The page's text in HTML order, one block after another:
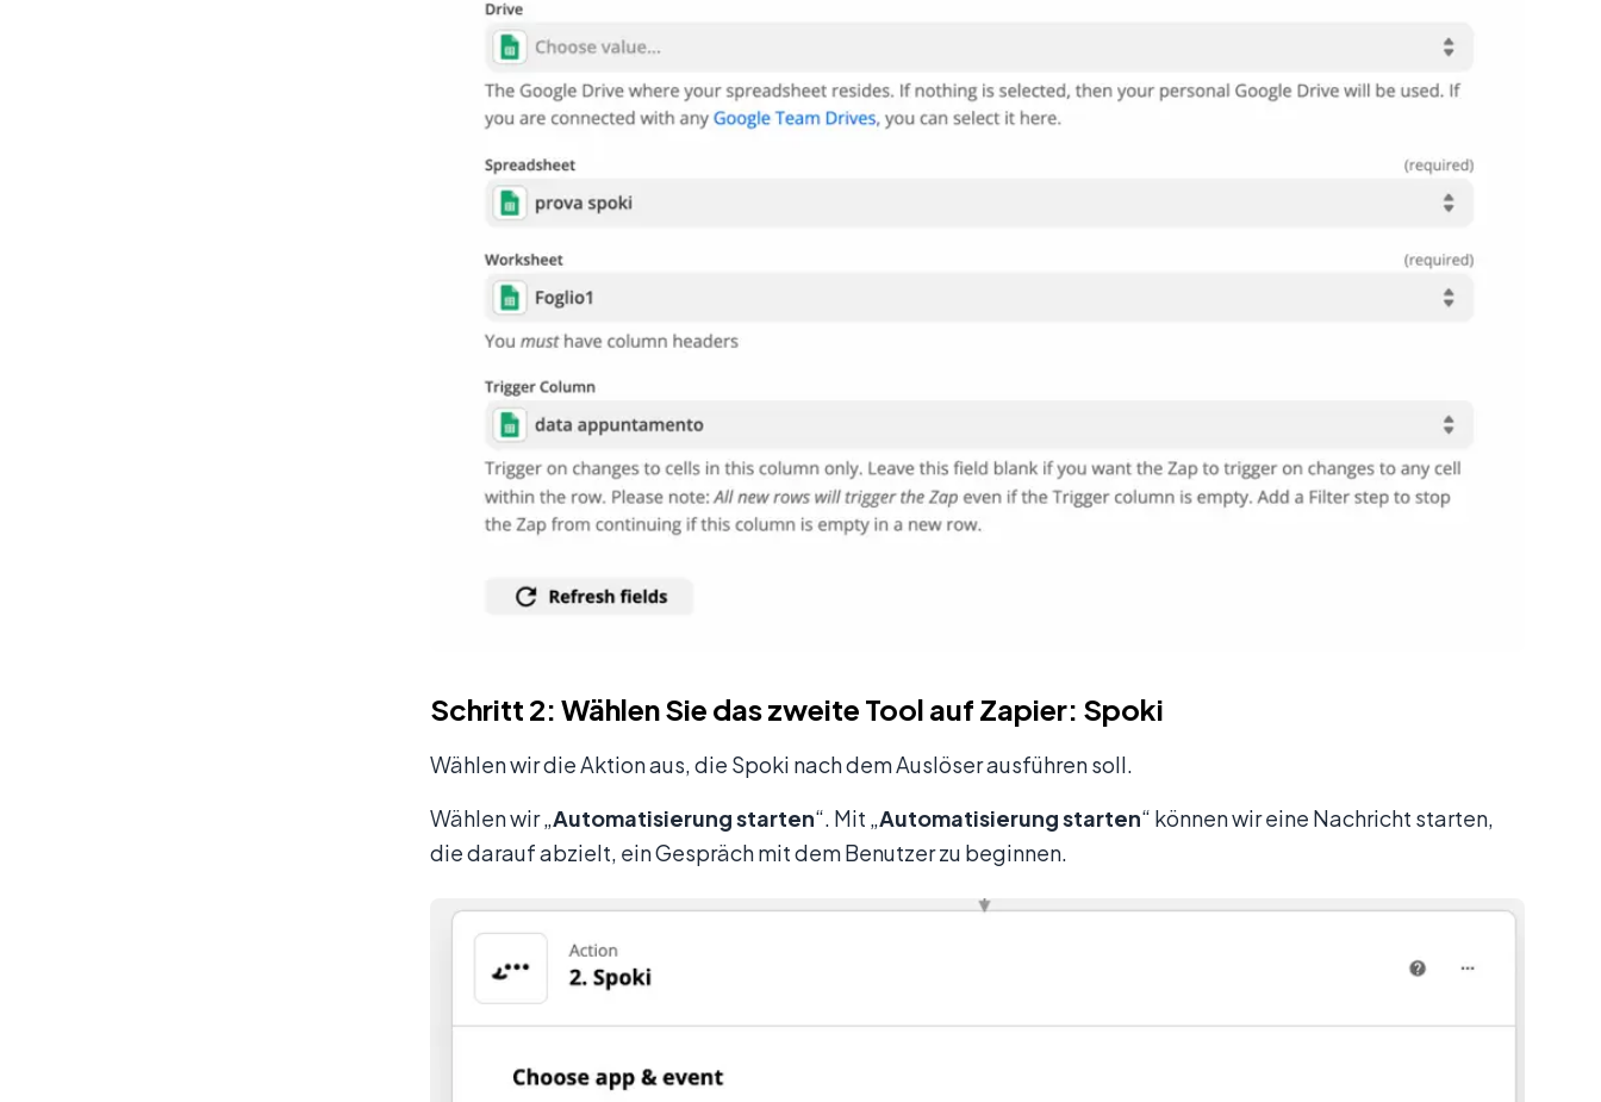
Schritt 2: Wählen Sie das zweite Tool auf Zapier: Spoki
Wählen wir die Aktion aus, die Spoki nach dem Auslöser ausführen soll.
Wählen wir „Automatisierung starten“. Mit „Automatisierung starten“ können wir eine Nachricht starten,
die darauf abzielt, ein Gespräch mit dem Benutzer zu beginnen.